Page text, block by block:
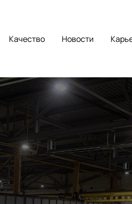
Качество Новости